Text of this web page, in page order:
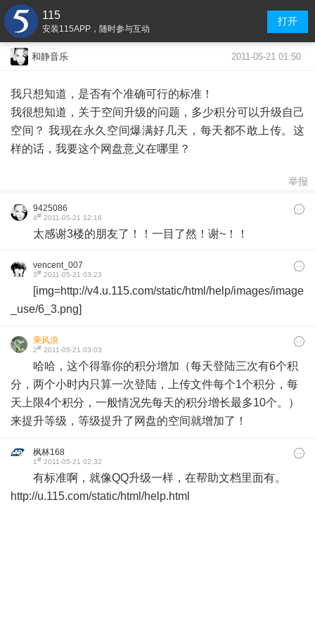
115
安装115APP，随时参与互动
打开
和静音乐 2011-05-21 01:50
我只想知道，是否有个准确可行的标准！
我很想知道，关于空间升级的问题，多少积分可以升级自己
空间？ 我现在永久空间爆满好几天，每天都不敢上传。这
样的话，我要这个网盘意义在哪里？
举报
9425086
4# 2011-05-21 12:16
太感谢3楼的朋友了！！一目了然！谢~！！
vencent_007
3# 2011-05-21 03:23
[img=http://v4.u.115.com/static/html/help/images/image
_use/6_3.png]
乘风浪
2# 2011-05-21 03:03
哈哈，这个得靠你的积分增加（每天登陆三次有6个积
分，两个小时内只算一次登陆，上传文件每个1个积分，每
天上限4个积分，一般情况先每天的积分增长最多10个。）
来提升等级，等级提升了网盘的空间就增加了！
枫林168
1# 2011-05-21 02:32
有标准啊，就像QQ升级一样，在帮助文档里面有。
http://u.115.com/static/html/help.html